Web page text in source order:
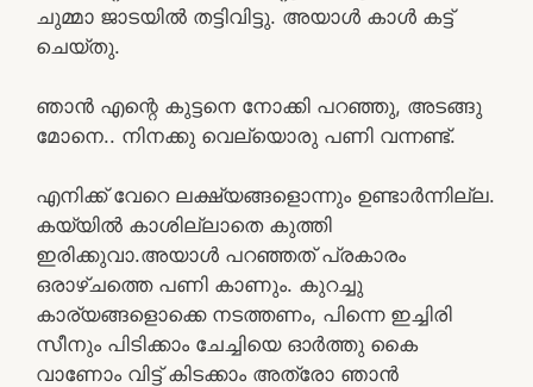
ചുമ്മാ ജാടയിൽ തട്ടിവിട്ടു. അയാൾ കാൾ കട്ട്‌
ചെയ്തു.
ഞാൻ എന്റെ കുട്ടനെ നോക്കി പറഞ്ഞു, അടങ്ങു
മോനെ.. നിനക്കു വെല്യൊരു പണി വന്നണ്ട്.
എനിക്ക് വേറെ ലക്ഷ്യങ്ങളൊന്നും ഉണ്ടാർന്നില്ല.
കയ്യിൽ കാശില്ലാതെ കുത്തി
ഇരിക്കുവാ.അയാൾ പറഞ്ഞത് പ്രകാരം
ഒരാഴ്ചത്തെ പണി കാണും. കുറച്ചു
കാര്യങ്ങളൊക്കെ നടത്തണം, പിന്നെ ഇച്ചിരി
സീനും പിടിക്കാം ചേച്ചിയെ ഓർത്തു കൈ
വാണോം വിട്ട് കിടക്കാം അത്രോ ഞാൻ